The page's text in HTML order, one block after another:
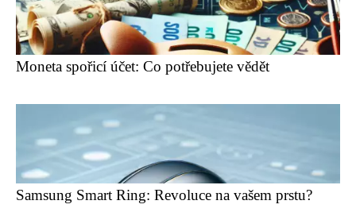
Moneta spořicí účet: Co potřebujete vědět
Samsung Smart Ring: Revoluce na vašem prstu?